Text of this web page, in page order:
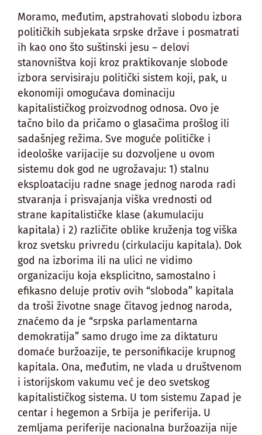
Moramo, međutim, apstrahovati slobodu izbora
političkih subjekata srpske države i posmatrati
ih kao ono što suštinski jesu – delovi
stanovništva koji kroz praktikovanje slobode
izbora servisiraju politički sistem koji, pak, u
ekonomiji omogućava dominaciju
kapitalističkog proizvodnog odnosa. Ovo je
tačno bilo da pričamo o glasačima prošlog ili
sadašnjeg režima. Sve moguće političke i
ideološke varijacije su dozvoljene u ovom
sistemu dok god ne ugrožavaju: 1) stalnu
eksploataciju radne snage jednog naroda radi
stvaranja i prisvajanja viška vrednosti od
strane kapitalističke klase (akumulaciju
kapitala) i 2) različite oblike kruženja tog viška
kroz svetsku privredu (cirkulaciju kapitala). Dok
god na izborima ili na ulici ne vidimo
organizaciju koja eksplicitno, samostalno i
efikasno deluje protiv ovih “sloboda” kapitala
da troši životne snage čitavog jednog naroda,
znaćemo da je “srpska parlamentarna
demokratija” samo drugo ime za diktaturu
domaće buržoazije, te personifikacije krupnog
kapitala. Ona, međutim, ne vlada u društvenom
i istorijskom vakumu već je deo svetskog
kapitalističkog sistema. U tom sistemu Zapad je
centar i hegemon a Srbija je periferija. U
zemljama periferije nacionalna buržoazija nije